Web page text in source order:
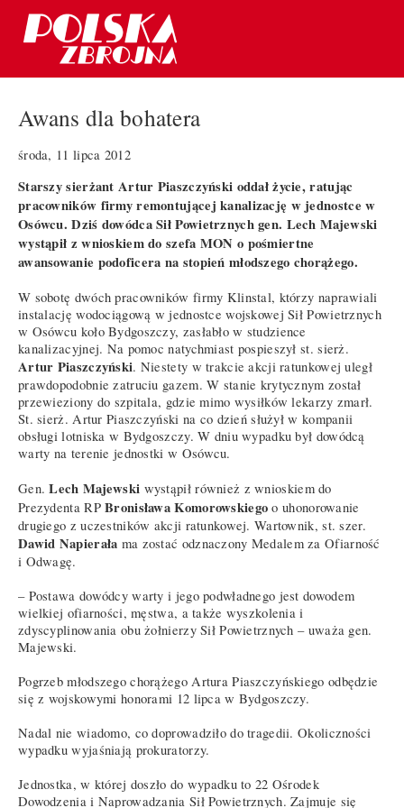
Awans dla bohatera
środa, 11 lipca 2012
Starszy sierżant Artur Piaszczyński oddał życie, ratując
pracowników firmy remontującej kanalizację w jednostce w
Osówcu. Dziś dowódca Sił Powietrznych gen. Lech Majewski
wystąpił z wnioskiem do szefa MON o pośmiertne
awansowanie podoficera na stopień młodszego chorążego.
W sobotę dwóch pracowników firmy Klinstal, którzy naprawiali
instalację wodociągową w jednostce wojskowej Sił Powietrznych
w Osówcu koło Bydgoszczy, zasłabło w studzience
kanalizacyjnej. Na pomoc natychmiast pospieszył st. sierż.
Artur Piaszczyński. Niestety w trakcie akcji ratunkowej uległ
prawdopodobnie zatruciu gazem. W stanie krytycznym został
przewieziony do szpitala, gdzie mimo wysiłków lekarzy zmarł.
St. sierż. Artur Piaszczyński na co dzień służył w kompanii
obsługi lotniska w Bydgoszczy. W dniu wypadku był dowódcą
warty na terenie jednostki w Osówcu.
Gen.Lech Majewski wystąpił również z wnioskiem do
Prezydenta RPBronisława Komorowskiegoo uhonorowanie
drugiego z uczestników akcji ratunkowej. Wartownik, st. szer.
Dawid Napierała ma zostać odznaczony Medalem za Ofiarność
i Odwagę.
– Postawa dowódcy warty i jego podwładnego jest dowodem
wielkiej ofiarności, męstwa, a także wyszkolenia i
zdyscyplinowania obu żołnierzy Sił Powietrznych – uważa gen.
Majewski.
Pogrzeb młodszego chorążego Artura Piaszczyńskiego odbędzie
się z wojskowymi honorami 12 lipca w Bydgoszczy.
Nadal nie wiadomo, co doprowadziło do tragedii. Okoliczności
wypadku wyjaśniają prokuratorzy.
Jednostka, w której doszło do wypadku to 22 Ośrodek
Dowodzenia i Naprowadzania Sił Powietrznych. Zajmuje się